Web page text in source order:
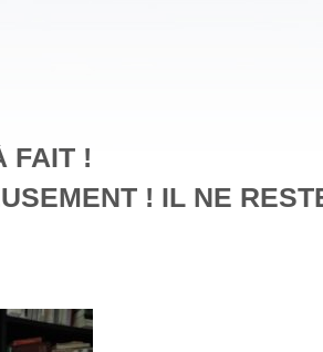
FAIT !
! IL NE